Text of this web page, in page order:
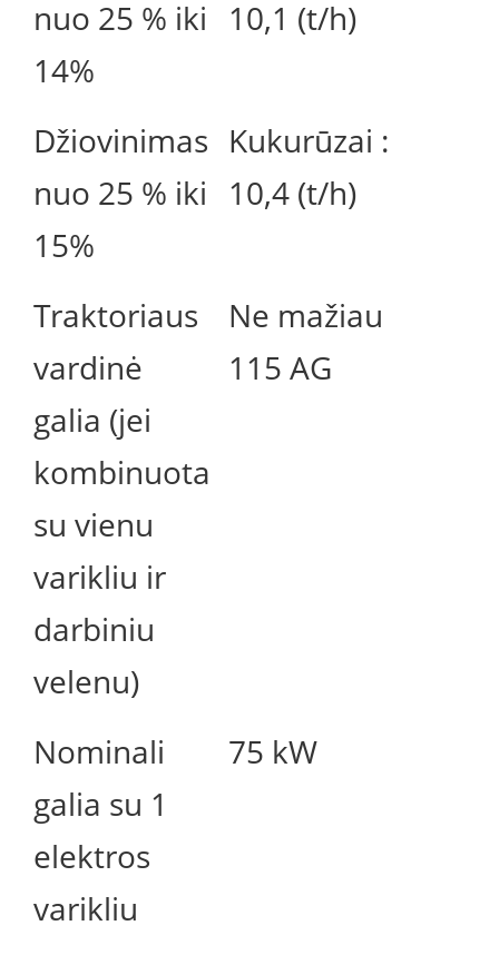
nuo 25 % iki
14%
10,1 (t/h)
Džiovinimas
nuo 25 % iki
15%
Kukurūzai :
10,4 (t/h)
Traktoriaus
vardinė
galia (jei
kombinuota
su vienu
varikliu ir
darbiniu
velenu)
Ne mažiau
115 AG
Nominali
galia su 1
elektros
varikliu
75 kW